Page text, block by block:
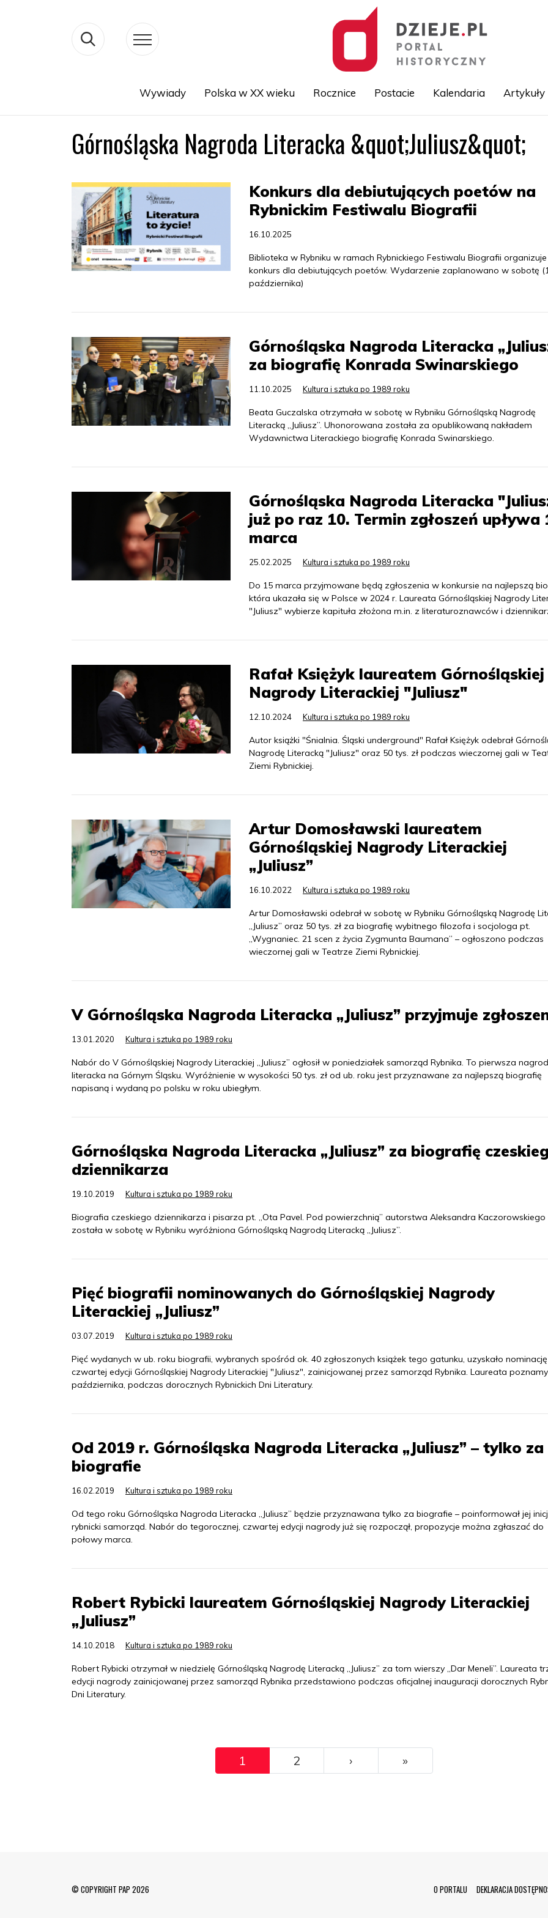
Przejdź
do
Wywiady Polska w XX wieku Rocznice Postacie Kalendaria Artykuły
Górnośląska Nagroda Literacka &quot;Juliusz&quot;
Konkurs dla debiutujących poetów na
Rybnickim Festiwalu Biografii
16.10.2025
Biblioteka w Rybniku w ramach Rybnickiego Festiwalu Biografii organizuje
konkurs dla debiutujących poetów. Wydarzenie zaplanowano w sobotę
października)
Górnośląska Nagroda Literacka
za biografię Konrada Swinarskiego
11.10.2025 Kultura i sztuka po 1989 roku
Beata Guczalska otrzymała w sobotę w Rybniku Górnośląską Nagrodę
Literacką „Juliusz”. Uhonorowana została za opublikowaną nakładem
Wydawnictwa Literackiego biografię Konrada Swinarskiego.
Górnośląska Nagroda Literacka
już po raz 10. Termin zgłoszeń upływa
marca
25.02.2025 Kultura i sztuka po 1989 roku
Do 15 marca przyjmowane będą zgłoszenia w konkursie na najlepszą
która ukazała się w Polsce w 2024 r. Laureata Górnośląskiej Nagrody
"Juliusz" wybierze kapituła złożona m.in. z literaturoznawców i
Rafał Księżyk laureatem Górnośląskiej
Nagrody Literackiej "Juliusz"
12.10.2024 Kultura i sztuka po 1989 roku
Autor książki "Śnialnia. Śląski underground" Rafał Księżyk odebrał
Nagrodę Literacką "Juliusz" oraz 50 tys. zł podczas wieczornej gali w
Ziemi Rybnickiej.
Artur Domosławski laureatem
Górnośląskiej Nagrody Literackiej
„Juliusz”
16.10.2022 Kultura i sztuka po 1989 roku
Artur Domosławski odebrał w sobotę w Rybniku Górnośląską Nagrodę
„Juliusz” oraz 50 tys. zł za biografię wybitnego filozofa i socjologa pt.
„Wygnaniec. 21 scen z życia Zygmunta Baumana” – ogłoszono podczas
wieczornej gali w Teatrze Ziemi Rybnickiej.
V Górnośląska Nagroda Literacka „Juliusz” przyjmuje
13.01.2020 Kultura i sztuka po 1989 roku
Nabór do V Górnośląskiej Nagrody Literackiej „Juliusz” ogłosił w poniedziałek samorząd Rybnika. To pierwsza
literacka na Górnym Śląsku. Wyróżnienie w wysokości 50 tys. zł od ub. roku jest przyznawane za najlepszą biografię
napisaną i wydaną po polsku w roku ubiegłym.
Górnośląska Nagroda Literacka „Juliusz” za biografię
dziennikarza
19.10.2019 Kultura i sztuka po 1989 roku
Biografia czeskiego dziennikarza i pisarza pt. „Ota Pavel. Pod powierzchnią” autorstwa Aleksandra Kaczorowskiego
została w sobotę w Rybniku wyróżniona Górnośląską Nagrodą Literacką „Juliusz”.
Pięć biografii nominowanych do Górnośląskiej Nagrody
Literackiej „Juliusz”
03.07.2019 Kultura i sztuka po 1989 roku
Pięć wydanych w ub. roku biografii, wybranych spośród ok. 40 zgłoszonych książek tego gatunku, uzyskało
czwartej edycji Górnośląskiej Nagrody Literackiej "Juliusz", zainicjowanej przez samorząd Rybnika. Laureata
października, podczas dorocznych Rybnickich Dni Literatury.
Od 2019 r. Górnośląska Nagroda Literacka „Juliusz” – tylko za
biografie
16.02.2019 Kultura i sztuka po 1989 roku
Od tego roku Górnośląska Nagroda Literacka „Juliusz” będzie przyznawana tylko za biografie – poinformował jej
rybnicki samorząd. Nabór do tegorocznej, czwartej edycji nagrody już się rozpoczął, propozycje można zgłaszać do
połowy marca.
Robert Rybicki laureatem Górnośląskiej Nagrody Literackiej
„Juliusz”
14.10.2018 Kultura i sztuka po 1989 roku
Robert Rybicki otrzymał w niedzielę Górnośląską Nagrodę Literacką „Juliusz” za tom wierszy „Dar Meneli”. Laureata
edycji nagrody zainicjowanej przez samorząd Rybnika przedstawiono podczas oficjalnej inauguracji dorocznych
Dni Literatury.
1 2 ››› »Ostatni
© COPYRIGHT PAP 2026 Menu Footer
O PORTALU DEKLARACJA